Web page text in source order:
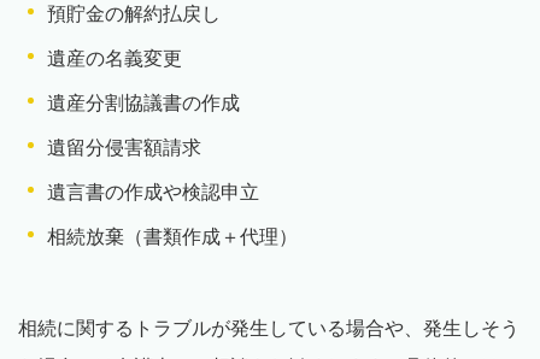
預貯金の解約払戻し
遺産の名義変更
遺産分割協議書の作成
遺留分侵害額請求
遺言書の作成や検認申立
相続放棄（書類作成＋代理）
相続に関するトラブルが発生している場合や、発生しそう